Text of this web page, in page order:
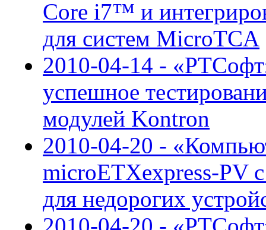
Core i7™ и
для систем MicroTCA
2010-04-14 -
успешное
модулей Kontron
2010-04-20 -
microETXexpress-PV
для недорогих